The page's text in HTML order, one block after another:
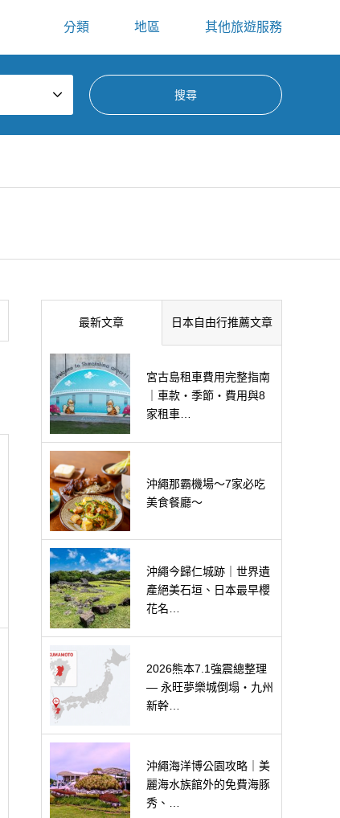
分類 地區 其他旅遊服務
最新文章 日本自由行推薦文章
宮古島租車費用完整指南
｜車款・季節・費用與8
家租車…
沖繩那霸機場～7家必吃
美食餐廳～
沖繩今歸仁城跡｜世界遺
產絕美石垣、日本最早櫻
花名…
2026熊本7.1強震總整理
— 永旺夢樂城倒塌・九州
新幹…
沖繩海洋博公園攻略｜美
麗海水族館外的免費海豚
秀、…